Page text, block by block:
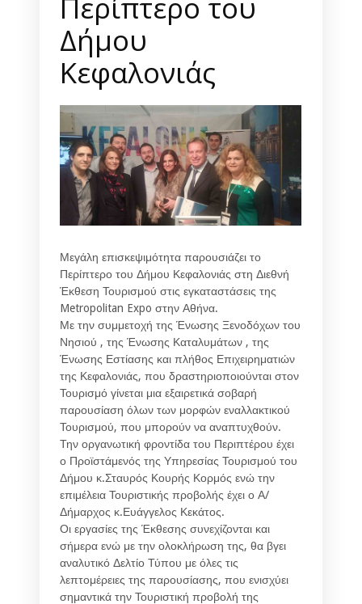
Δήμου
Κεφαλονιάς
Μεγάλη επισκεψιμότητα παρουσιάζει το
Περίπτερο του Δήμου Κεφαλονιάς στη Διεθνή
Έκθεση Τουρισμού στις εγκαταστάσεις της
Metropolitan Expo στην Αθήνα.
Με την συμμετοχή της Ένωσης Ξενοδόχων του
Νησιού , της Ένωσης Καταλυμάτων , της
Ένωσης Εστίασης και πλήθος Επιχειρηματιών
της Κεφαλονιάς, που δραστηριοποιούνται στον
Τουρισμό γίνεται μια εξαιρετικά σοβαρή
παρουσίαση όλων των μορφών εναλλακτικού
Τουρισμού, που μπορούν να αναπτυχθούν.
Την οργανωτική φροντίδα του Περιπτέρου έχει
ο Προϊστάμενός της Υπηρεσίας Τουρισμού του
Δήμου κ.Σταυρός Κουρής Κορμός ενώ την
επιμέλεια Τουριστικής προβολής έχει ο Α/
Δήμαρχος κ.Ευάγγελος Κεκάτος.
Οι εργασίες της Έκθεσης συνεχίζονται και
σήμερα ενώ με την ολοκλήρωση της, θα βγει
αναλυτικό Δελτίο Τύπου με όλες τις
λεπτομέρειες της παρουσίασης, που ενισχύει
σημαντικά την Τουριστική προβολή της